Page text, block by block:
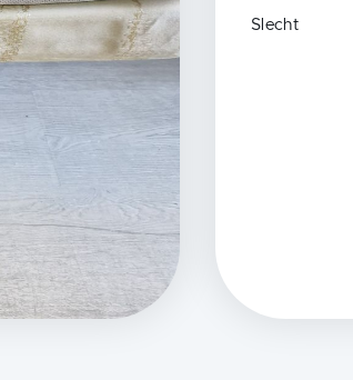
Slecht